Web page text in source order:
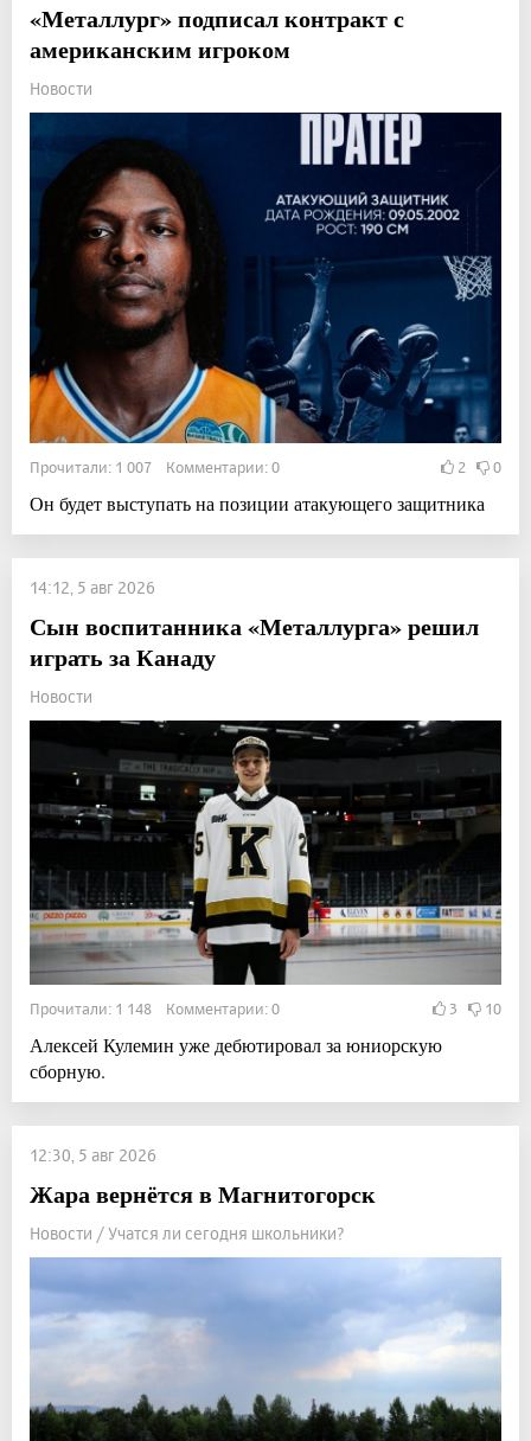
«Металлург» подписал контракт с
американским игроком
Новости
Прочитали: 1 007 Комментарии: 0 2 0
Он будет выступать на позиции атакующего защитника
14:12, 5 авг 2026
Сын воспитанника «Металлурга» решил
играть за Канаду
Новости
Прочитали: 1 148 Комментарии: 0 3 10
Алексей Кулемин уже дебютировал за юниорскую
сборную.
12:30, 5 авг 2026
Жара вернётся в Магнитогорск
Новости / Учатся ли сегодня школьники?